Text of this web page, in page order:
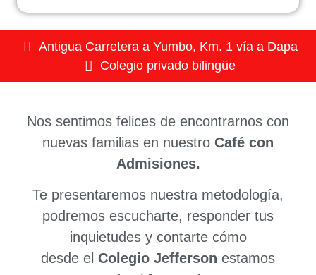
Antigua Carretera a Yumbo, Km. 1 vía a Dapa
Colegio privado bilingüe
Nos sentimos felices de encontrarnos con
nuevas familias en nuestro Café con
Admisiones.
Te presentaremos nuestra metodología,
podremos escucharte, responder tus
inquietudes y contarte cómo
desde el Colegio Jefferson estamos